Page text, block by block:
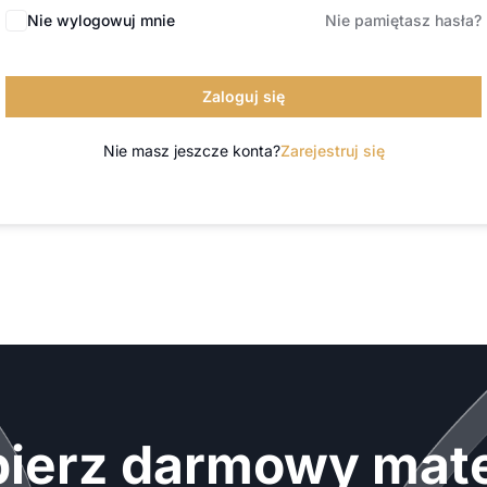
Nie wylogowuj mnie Nie pamiętasz hasła?
Zaloguj się
Nie masz jeszcze konta?Zarejestruj się
darmowy